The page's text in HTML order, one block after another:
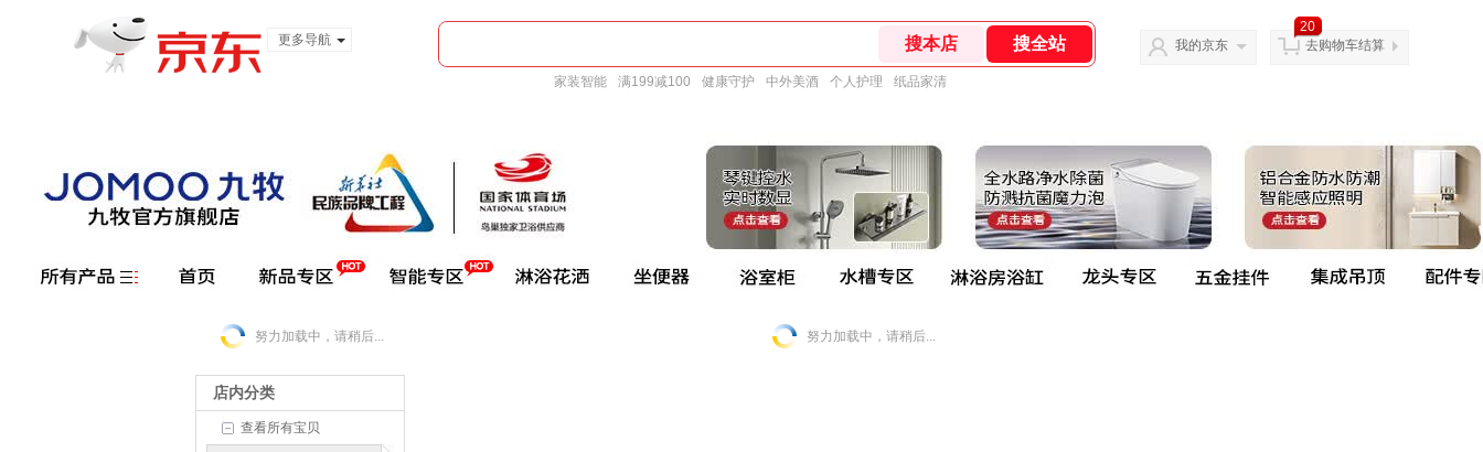
更多导航
家装智能 满199减100 健康守护 中外美酒 个人护理 纸品家清
我的京东
20
去购物车结算
努力加载中，请稍后...
店内分类
查看所有宝贝
努力加载中，请稍后...